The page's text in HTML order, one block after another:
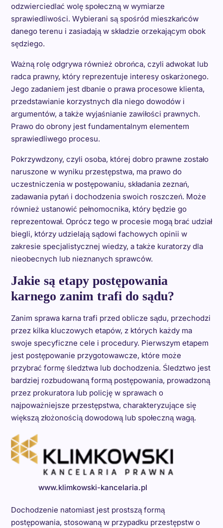
odzwierciedlać wolę społeczną w wymiarze
sprawiedliwości. Wybierani są spośród mieszkańców
danego terenu i zasiadają w składzie orzekającym obok
sędziego.
Ważną rolę odgrywa również obrońca, czyli adwokat lub
radca prawny, który reprezentuje interesy oskarżonego.
Jego zadaniem jest dbanie o prawa procesowe klienta,
przedstawianie korzystnych dla niego dowodów i
argumentów, a także wyjaśnianie zawiłości prawnych.
Prawo do obrony jest fundamentalnym elementem
sprawiedliwego procesu.
Pokrzywdzony, czyli osoba, której dobro prawne zostało
naruszone w wyniku przestępstwa, ma prawo do
uczestniczenia w postępowaniu, składania zeznań,
zadawania pytań i dochodzenia swoich roszczeń. Może
również ustanowić pełnomocnika, który będzie go
reprezentował. Oprócz tego w procesie mogą brać udział
biegli, którzy udzielają sądowi fachowych opinii w
zakresie specjalistycznej wiedzy, a także kuratorzy dla
nieobecnych lub nieznanych sprawców.
Jakie są etapy postępowania
karnego zanim trafi do sądu?
Zanim sprawa karna trafi przed oblicze sądu, przechodzi
przez kilka kluczowych etapów, z których każdy ma
swoje specyficzne cele i procedury. Pierwszym etapem
jest postępowanie przygotowawcze, które może
przybrać formę śledztwa lub dochodzenia. Śledztwo jest
bardziej rozbudowaną formą postępowania, prowadzoną
przez prokuratora lub policję w sprawach o
najpoważniejsze przestępstwa, charakteryzujące się
większą złożonością dowodową lub społeczną wagą.
www.klimkowski-kancelaria.pl
Dochodzenie natomiast jest prostszą formą
postępowania, stosowaną w przypadku przestępstw o